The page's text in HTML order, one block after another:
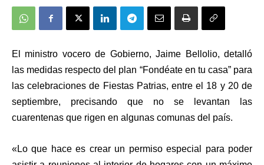
El ministro vocero de Gobierno, Jaime Bellolio, detalló
las medidas respecto del plan “Fondéate en tu casa” para
las celebraciones de Fiestas Patrias, entre el 18 y 20 de
septiembre, precisando que no se levantan las
cuarentenas que rigen en algunas comunas del país.
«Lo que hace es crear un permiso especial
para poder